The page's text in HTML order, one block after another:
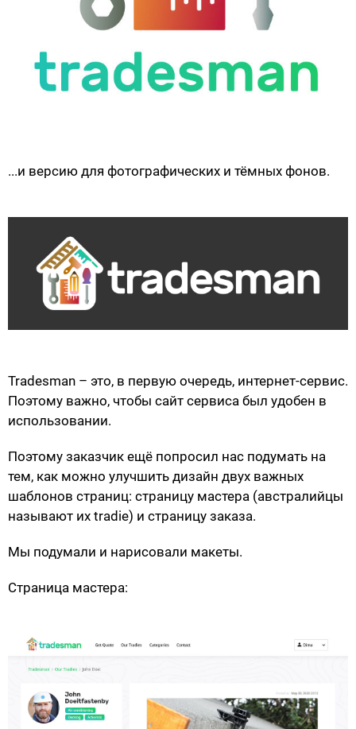
...и версию для фотографических и тёмных фонов.
Tradesman – это, в первую очередь, интернет-сервис.
Поэтому важно, чтобы сайт сервиса был удобен в
использовании.
Поэтому заказчик ещё попросил нас подумать на
тем, как можно улучшить дизайн двух важных
шаблонов страниц: страницу мастера (австралийцы
называют их tradie) и страницу заказа.
Мы подумали и нарисовали макеты.
Страница мастера: